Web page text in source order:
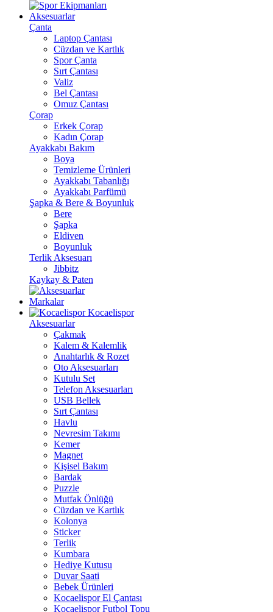
Aksesuarlar
Çanta
Laptop Çantası
Cüzdan ve Kartlık
Spor Çanta
Sırt Çantası
Valiz
Bel Çantası
Omuz Çantası
Çorap
Erkek Çorap
Kadın Çorap
Ayakkabı Bakım
Boya
Temizleme Ürünleri
Ayakkabı Tabanlığı
Ayakkabı Parfümü
Şapka & Bere & Boyunluk
Bere
Şapka
Eldiven
Boyunluk
Terlik Aksesuarı
Jibbitz
Kaykay & Paten
Markalar
Kocaelispor
Aksesuarlar
Çakmak
Kalem & Kalemlik
Anahtarlık & Rozet
Oto Aksesuarları
Kutulu Set
Telefon Aksesuarları
USB Bellek
Sırt Çantası
Havlu
Nevresim Takımı
Kemer
Magnet
Kişisel Bakım
Bardak
Puzzle
Mutfak Önlüğü
Cüzdan ve Kartlık
Kolonya
Sticker
Terlik
Kumbara
Hediye Kutusu
Duvar Saati
Bebek Ürünleri
Kocaelispor El Çantası
Kocaelispor Futbol Topu